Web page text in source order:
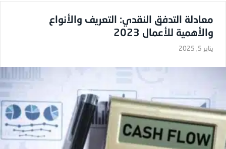
معادلة التدفق النقدي: التعريف والأنواع
والأهمية للأعمال 2023
يناير 5, 2025